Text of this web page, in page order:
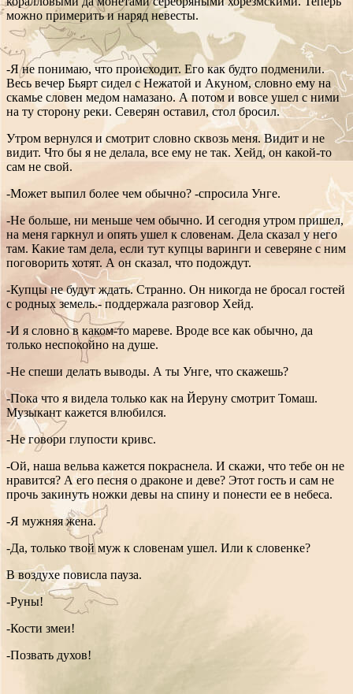
можно примерить и наряд невесты.
-Я не понимаю, что происходит. Его как будто подменили.
Весь вечер Бьярт сидел с Нежатой и Акуном, словно ему на
скамье словен медом намазано. А потом и вовсе ушел с ними
на ту сторону реки. Северян оставил, стол бросил.
Утром вернулся и смотрит словно сквозь меня. Видит и не
видит. Что бы я не делала, все ему не так. Хейд, он какой-то
сам не свой.
-Может выпил более чем обычно? -спросила Унге.
-Не больше, ни меньше чем обычно. И сегодня утром пришел,
на меня гаркнул и опять ушел к словенам. Дела сказал у него
там. Какие там дела, если тут купцы варинги и северяне с ним
поговорить хотят. А он сказал, что подождут.
-Купцы не будут ждать. Странно. Он никогда не бросал гостей
с родных земель.- поддержала разговор Хейд.
-И я словно в каком-то мареве. Вроде все как обычно, да
только неспокойно на душе.
-Не спеши делать выводы. А ты Унге, что скажешь?
-Пока что я видела только как на Йеруну смотрит Томаш.
Музыкант кажется влюбился.
-Не говори глупости кривс.
-Ой, наша вельва кажется покраснела. И скажи, что тебе он не
нравится? А его песня о драконе и деве? Этот гость и сам не
прочь закинуть ножки девы на спину и понести ее в небеса.
-Я мужняя жена.
-Да, только твой муж к словенам ушел. Или к словенке?
В воздухе повисла пауза.
-Руны!
-Кости змеи!
-Позвать духов!